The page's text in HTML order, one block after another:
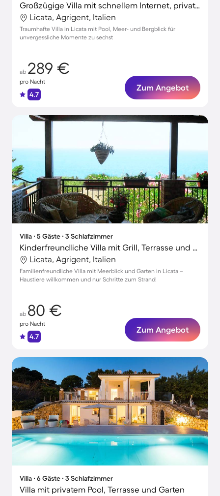
Großzügige Villa mit schnellem Internet, privatem Pool und Terrasse | Meerblick | Ideal für Homeoffice
Licata, Agrigent, Italien
Traumhafte Villa in Licata mit Pool, Meer- und Bergblick für
unvergessliche Momente zu sechst
ab 289 €
pro Nacht
4.7
Zum Angebot
Villa ∙ 5 Gäste ∙ 3 Schlafzimmer
Kinderfreundliche Villa mit Grill, Terrasse und Garten | Panoramablick | Ideal für Homeoffice | Hunde erlaubt
Licata, Agrigent, Italien
Familienfreundliche Villa mit Meerblick und Garten in Licata –
Haustiere willkommen und nur Schritte zum Strand!
ab 80 €
pro Nacht
4.7
Zum Angebot
Villa ∙ 6 Gäste ∙ 3 Schlafzimmer
Villa mit privatem Pool, Terrasse und Garten